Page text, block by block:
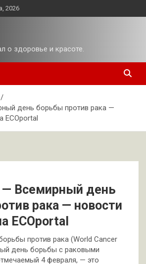
2026
о здоровье и красоте.
день борьбы против рака —
ECOportal
— Всемирный день
рака — новости
ECOportal
против рака (World Cancer
день борьбы с раковыми
4 февраля, — это